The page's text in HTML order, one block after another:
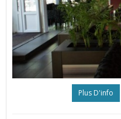
Plus D'info